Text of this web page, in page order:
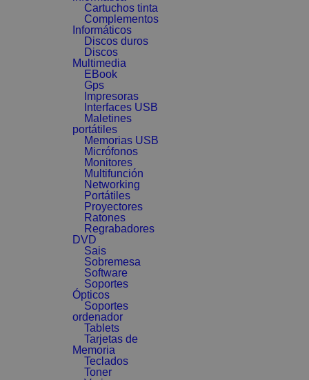
Cartuchos tinta
Complementos
Informáticos
Discos duros
Discos
Multimedia
EBook
Gps
Impresoras
Interfaces USB
Maletines
portátiles
Memorias USB
Micrófonos
Monitores
Multifunción
Networking
Portátiles
Proyectores
Ratones
Regrabadores
DVD
Sais
Sobremesa
Software
Soportes
Ópticos
Soportes
ordenador
Tablets
Tarjetas de
Memoria
Teclados
Toner